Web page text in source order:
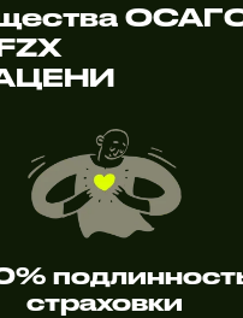
страховки